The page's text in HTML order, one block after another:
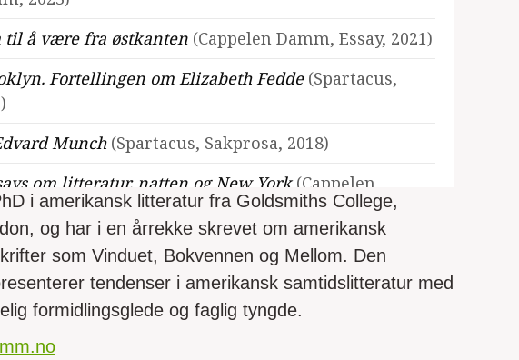
til å være fra østkanten (Cappelen Damm, Essay, 2021)
Fortellingen om Elizabeth Fedde (Spartacus,
Munch (Spartacus, Sakprosa, 2018)
om litteratur, natten og New York(Cappelen
2018)
byen(Cappelen Damm, Essays, 2016)
i amerikansk litteratur fra Goldsmiths College,
og har i en årrekke skrevet om amerikansk
som Vinduet, Bokvennen og Mellom. Den
tendenser i amerikansk samtidslitteratur med
formidlingsglede og faglig tyngde.